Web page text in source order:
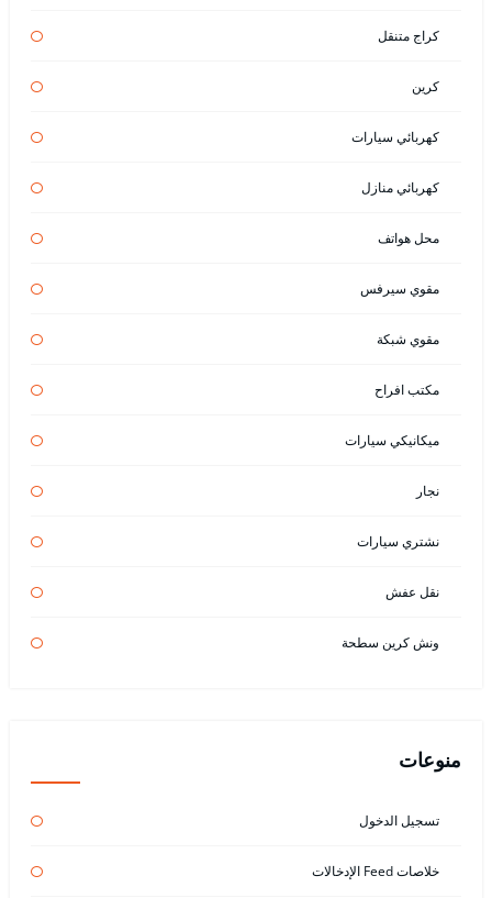
كراج متنقل
كرين
كهربائي سيارات
كهربائي منازل
محل هواتف
مقوي سيرفس
مقوي شبكة
مكتب افراح
ميكانيكي سيارات
نجار
نشتري سيارات
نقل عفش
ونش كرين سطحة
منوعات
تسجيل الدخول
خلاصات Feed الإدخالات